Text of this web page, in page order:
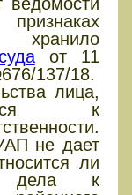
от 11
137/18.
лица,
к
не дает
ли
дела к